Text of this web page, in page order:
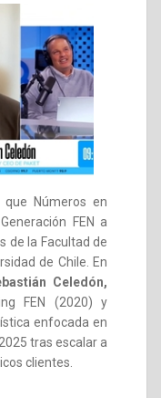
Números en
FEN a
de la Facultad de
de Chile. En
Celedón,
FEN (2020) y
enfocada en
tras escalar a
clientes.